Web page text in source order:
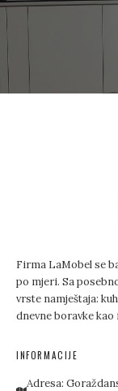
Firma LaMobel se
po mjeri. Sa
vrste namještaja:
dnevne boravke
INFORMACIJE
Adresa: